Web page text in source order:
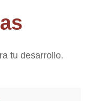
tu desarrollo.